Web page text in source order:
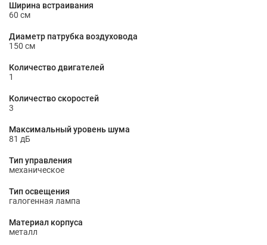
Ширина встраивания
60 см
Диаметр патрубка воздуховода
150 cм
Количество двигателей
1
Количество скоростей
3
Максимальный уровень шума
81 дБ
Тип управления
механическое
Тип освещения
галогенная лампа
Материал корпуса
металл